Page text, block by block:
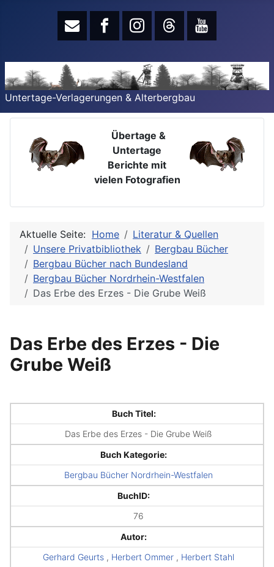
Untertage-Verlagerungen & Alterbergbau
Übertage &
Untertage
Berichte mit
vielen Fotografien
Aktuelle Seite: Home
Literatur & Quellen
Unsere Privatbibliothek
Bergbau Bücher
Bergbau Bücher nach Bundesland
Bergbau Bücher Nordrhein-Westfalen
Das Erbe des Erzes - Die Grube Weiß
Das Erbe des Erzes - Die
Grube Weiß
Buch Titel:
Das Erbe des Erzes - Die Grube Weiß
Buch Kategorie:
Bergbau Bücher Nordrhein-Westfalen
BuchID:
76
Autor:
Gerhard Geurts, Herbert Ommer, Herbert Stahl